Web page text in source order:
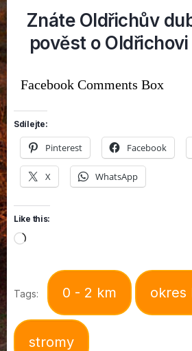
Znáte Oldřichův
pověst o Oldřichovi
Facebook Comments Box
Sdílejte:
Pinterest Facebook
X WhatsApp
Like this:
Loading…
Tags: 0 - 2 km okres
stromy